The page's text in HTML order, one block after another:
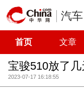
汽车
首页 文章
宝骏510放了
2023-07-17 16:18:55